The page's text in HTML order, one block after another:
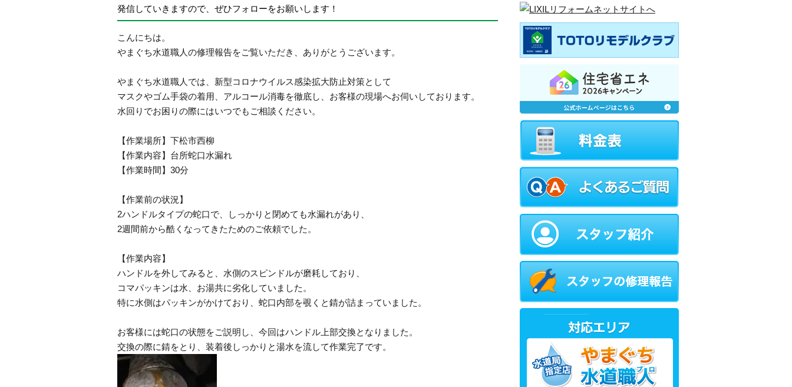
発信していきますので、ぜひフォローをお願いします！
こんにちは。
やまぐち水道職人の修理報告をご覧いただき、ありがとうございます。
やまぐち水道職人では、新型コロナウイルス感染拡大防止対策として
マスクやゴム手袋の着用、アルコール消毒を徹底し、お客様の現場へお伺いしております。
水回りでお困りの際にはいつでもご相談ください。
【作業場所】下松市西柳
【作業内容】台所蛇口水漏れ
【作業時間】30分
【作業前の状況】
2ハンドルタイプの蛇口で、しっかりと閉めても水漏れがあり、
2週間前から酷くなってきたためのご依頼でした。
【作業内容】
ハンドルを外してみると、水側のスピンドルが磨耗しており、
コマパッキンは水、お湯共に劣化していました。
特に水側はパッキンがかけており、蛇口内部を覗くと錆が詰まっていました。
お客様には蛇口の状態をご説明し、今回はハンドル上部交換となりました。
交換の際に錆をとり、装着後しっかりと湯水を流して作業完了です。